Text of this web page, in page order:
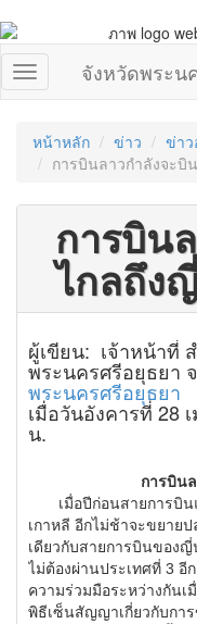
จังหวัดพระน
หน้าหลัก ข่าว
ข่าว
การบินลาวกำลังจะบิ
การบิน
ไกลถึง
ผู้เขียน: เจ้าหน้าที่
พระนครศรีอยุธยา
พระนครศรีอยุธยา
เมื่อวันอังคารที่ 28
น.
การบินล
เมื่อปีก่อนสายการบินแ
เกาหลี อีกไม่ช้าจะขยาย
เดียวกับสายการบินของ
ไม่ต้องผ่านประเทศที่ 3 อี
ความร่วมมือระหว่างกันเ
พิธีเซ็นสัญญาเกี่ยวกับกา